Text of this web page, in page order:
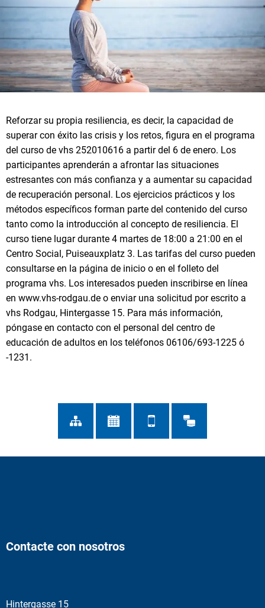
Reforzar su propia resiliencia, es decir, la capacidad de
superar con éxito las crisis y los retos, figura en el programa
del curso de vhs 252010616 a partir del 6 de enero. Los
participantes aprenderán a afrontar las situaciones
estresantes con más confianza y a aumentar su capacidad
de recuperación personal. Los ejercicios prácticos y los
métodos específicos forman parte del contenido del curso
tanto como la introducción al concepto de resiliencia. El
curso tiene lugar durante 4 martes de 18:00 a 21:00 en el
Centro Social, Puiseauxplatz 3. Las tarifas del curso pueden
consultarse en la página de inicio o en el folleto del
programa vhs. Los interesados pueden inscribirse en línea
en www.vhs-rodgau.de o enviar una solicitud por escrito a
vhs Rodgau, Hintergasse 15. Para más información,
póngase en contacto con el personal del centro de
educación de adultos en los teléfonos 06106/693-1225 ó
-1231.
Contacte con nosotros
Hintergasse 15